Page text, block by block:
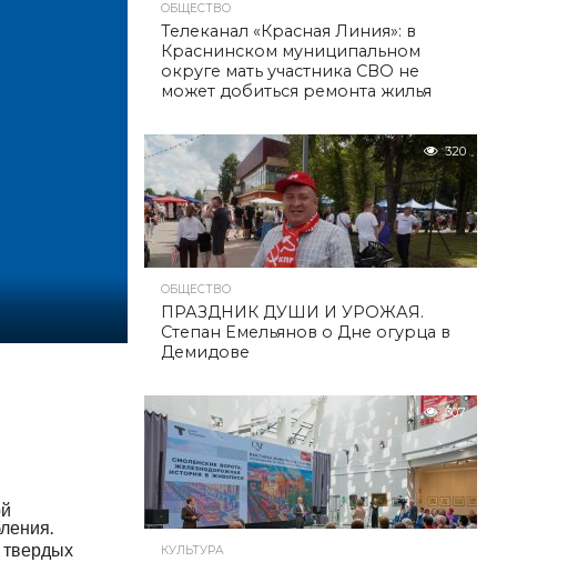
твердых
ОБЩЕСТВО
Телеканал «Красная Линия»: в
Краснинском муниципальном
округе мать участника СВО не
может добиться ремонта жилья
320
ОБЩЕСТВО
ПРАЗДНИК ДУШИ И УРОЖАЯ.
Степан Емельянов о Дне огурца в
Демидове
307
КУЛЬТУРА